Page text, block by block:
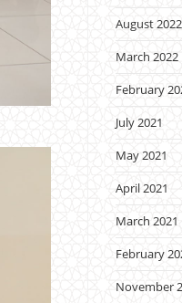
August 2022
March 2022
February
July 2021
May 2021
April 2021
March 2021
February
November